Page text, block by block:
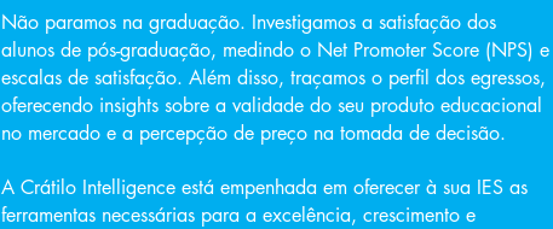
Não paramos na graduação. Investigamos a satisfação dos
alunos de pós-graduação, medindo o Net Promoter Score (NPS) e
escalas de satisfação. Além disso, traçamos o perfil dos egressos,
oferecendo insights sobre a validade do seu produto educacional
no mercado e a percepção de preço na tomada de decisão.
A Crátilo Intelligence está empenhada em oferecer à sua IES as
ferramentas necessárias para a excelência, crescimento e